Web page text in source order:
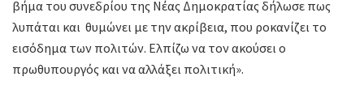
βήμα του συνεδρίου της Νέας Δημοκρατίας δήλωσε πως
λυπάται και θυμώνει με την ακρίβεια, που ροκανίζει το
εισόδημα των πολιτών. Ελπίζω να τον ακούσει ο
πρωθυπουργός και να αλλάξει πολιτική».